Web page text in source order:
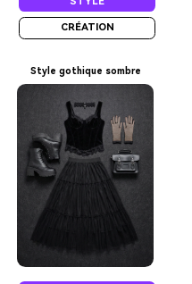
CRÉATION
Style gothique sombre